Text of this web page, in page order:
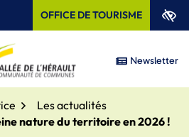
onglet)
nouvel onglet)
un nouvel onglet)
OFFICE DE TOURISME
Site officiel –
Newsletter
Les actualités
nature du territoire en 2026 !